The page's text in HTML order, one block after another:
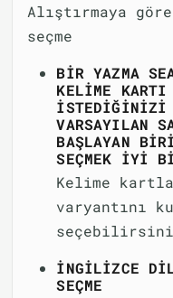
Alıştırmaya
seçme
BIR YAZMA
KELIME KARTI
ISTEDIĞINIZI
VARSAYILAN
BAŞLAYAN
SEÇMEK IYI
Kelime
varyantını
İNGILIZCE
SEÇME